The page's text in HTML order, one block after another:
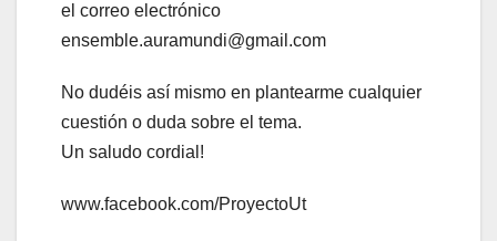
el correo electrónico
ensemble.auramundi@gmail.com
No dudéis así mismo en plantearme cualquier
cuestión o duda sobre el tema.
Un saludo cordial!
www.facebook.com/ProyectoUt